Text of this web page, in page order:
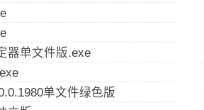
器单文件版.exe
单文件绿色版